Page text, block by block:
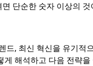
단순한 숫자 이상의
드, 최신 혁신을 유기
게 해석하고 다음 전략